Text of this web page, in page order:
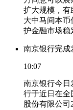
扩大规模，有
大中马间本
护金融市场稳
南京银行完成
10:07
南京银行今日
行于近日在全
股份有限公司